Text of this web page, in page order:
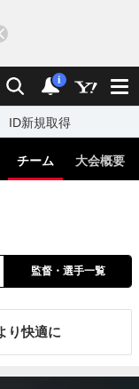
検索 通知
i
ID新規取得
チーム 大会概要
監督・選手一覧
り快適に